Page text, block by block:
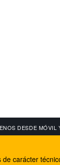
DESDE MÓVIL
El
de carácter